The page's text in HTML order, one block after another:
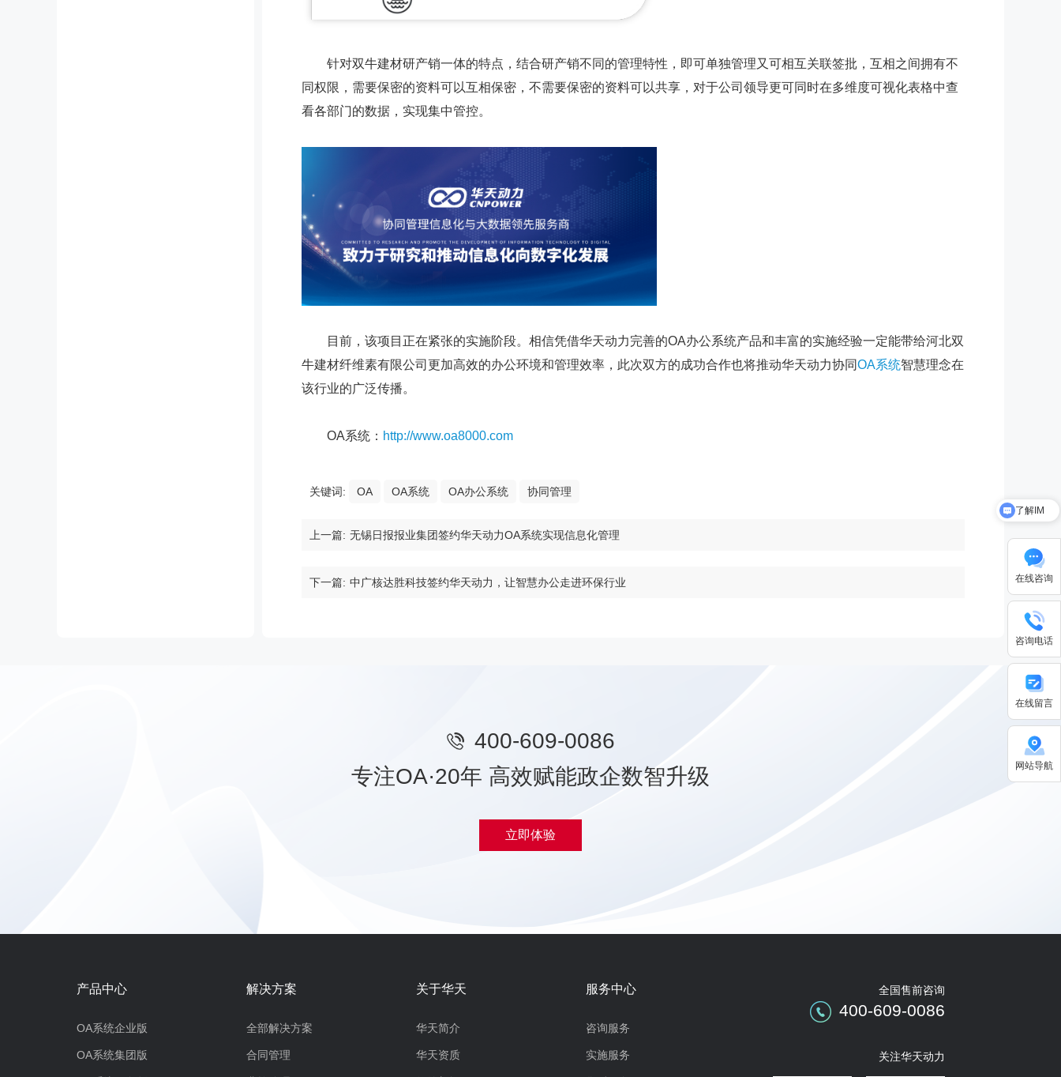
针对双牛建材研产销一体的特点，结合研产销不同的管理特性，即可单独管理又可相互关联签批，互相之间拥有不
同权限，需要保密的资料可以互相保密，不需要保密的资料可以共享，对于公司领导更可同时在多维度可视化表格中查
看各部门的数据，实现集中管控。
目前，该项目正在紧张的实施阶段。相信凭借华天动力完善的OA办公系统产品和丰富的实施经验一定能带给河北双
牛建材纤维素有限公司更加高效的办公环境和管理效率，此次双方的成功合作也将推动华天动力协同OA系统智慧理念在
该行业的广泛传播。
OA系统： http://www.oa8000.com
关键词: OA OA系统 OA办公系统 协同管理
上一篇: 无锡日报报业集团签约华天动力OA系统实现信息化管理
下一篇: 中广核达胜科技签约华天动力，让智慧办公走进环保行业
400-609-0086
专注OA·20年 高效赋能政企数智升级
立即体验
产品中心
OA系统企业版
OA系统集团版
解决方案
全部解决方案
合同管理
关于华天
华天简介
华天资质
服务中心
咨询服务
实施服务
全国售前咨询
400-609-0086
关注华天动力
在线咨询
咨询电话
在线留言
网站导航
关于华天动力